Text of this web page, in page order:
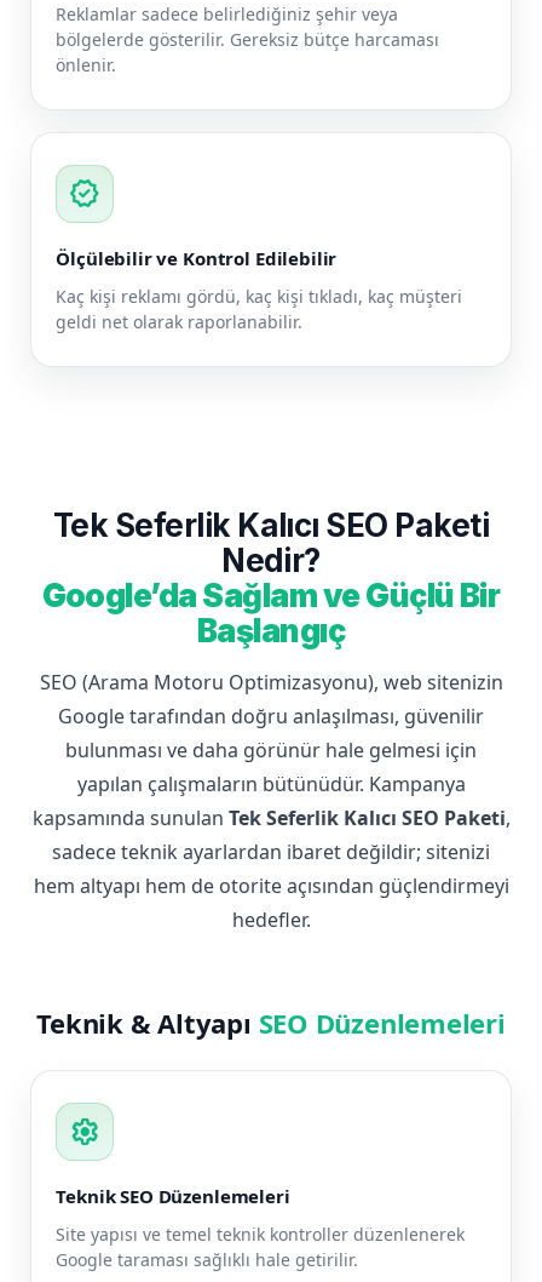
Reklamlar sadece belirlediğiniz şehir veya
bölgelerde gösterilir. Gereksiz bütçe harcaması
önlenir.
verified
Ölçülebilir ve Kontrol Edilebilir
Kaç kişi reklamı gördü, kaç kişi tıkladı, kaç müşteri
geldi net olarak raporlanabilir.
Tek Seferlik Kalıcı SEO Paketi
Nedir?
Google’da Sağlam ve Güçlü Bir
Başlangıç
SEO (Arama Motoru Optimizasyonu), web sitenizin
Google tarafından doğru anlaşılması, güvenilir
bulunması ve daha görünür hale gelmesi için
yapılan çalışmaların bütünüdür. Kampanya
kapsamında sunulan Tek Seferlik Kalıcı SEO Paketi,
sadece teknik ayarlardan ibaret değildir; sitenizi
hem altyapı hem de otorite açısından güçlendirmeyi
hedefler.
Teknik & Altyapı SEO Düzenlemeleri
settings
Teknik SEO Düzenlemeleri
Site yapısı ve temel teknik kontroller düzenlenerek
Google taraması sağlıklı hale getirilir.